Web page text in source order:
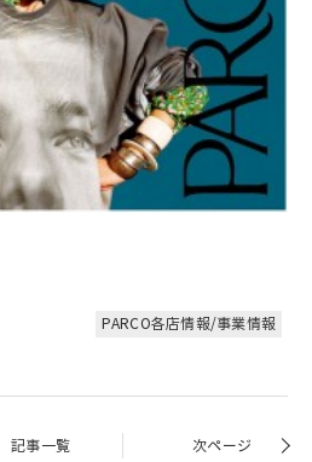
PARCO各店情報/事業情報
記事一覧 次ページ